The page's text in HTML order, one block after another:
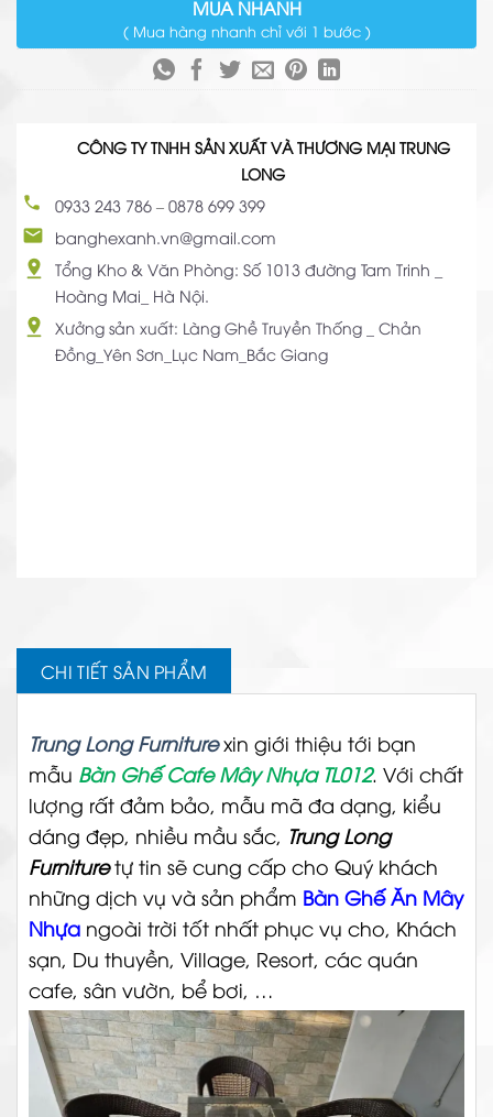
MUA NHANH
( Mua hàng nhanh chỉ với 1 bước )
CÔNG TY TNHH SẢN XUẤT VÀ THƯƠNG MẠI TRUNG
LONG
0933 243 786 – 0878 699 399
banghexanh.vn@gmail.com
Tổng Kho & Văn Phòng: Số 1013 đường Tam Trinh _
Hoàng Mai_ Hà Nội.
Xưởng sản xuất: Làng Ghề Truyền Thống _ Chản
Đồng_Yên Sơn_Lục Nam_Bắc Giang
CHI TIẾT SẢN PHẨM
Trung Long Furniturexin giới thiệu tới bạn
mẫu Bàn Ghế Cafe Mây Nhựa TL012. Với chất
lượng rất đảm bảo, mẫu mã đa dạng, kiểu
dáng đẹp, nhiều mầu sắc, Trung Long
Furnituretự tin sẽ cung cấp cho Quý khách
những dịch vụ và sản phẩm Bàn Ghế Ăn Mây
Nhựa ngoài trời tốt nhất phục vụ cho, Khách
sạn, Du thuyền, Village, Resort, các quán
cafe, sân vườn, bể bơi, …